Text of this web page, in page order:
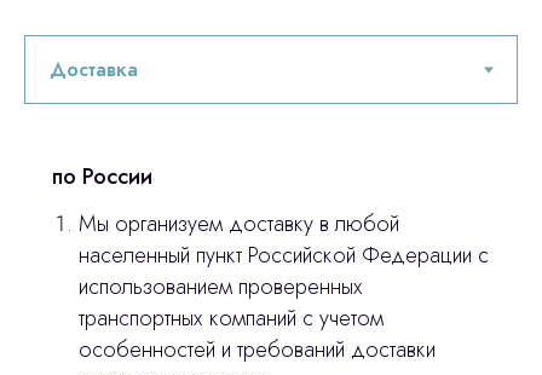
по России
Мы организуем доставку в любой
населенный пункт Российской Федерации с
использованием проверенных
транспортных компаний с учетом
особенностей и требований доставки
Остались вопросы
Главная
Продукция
Оплата и доставка